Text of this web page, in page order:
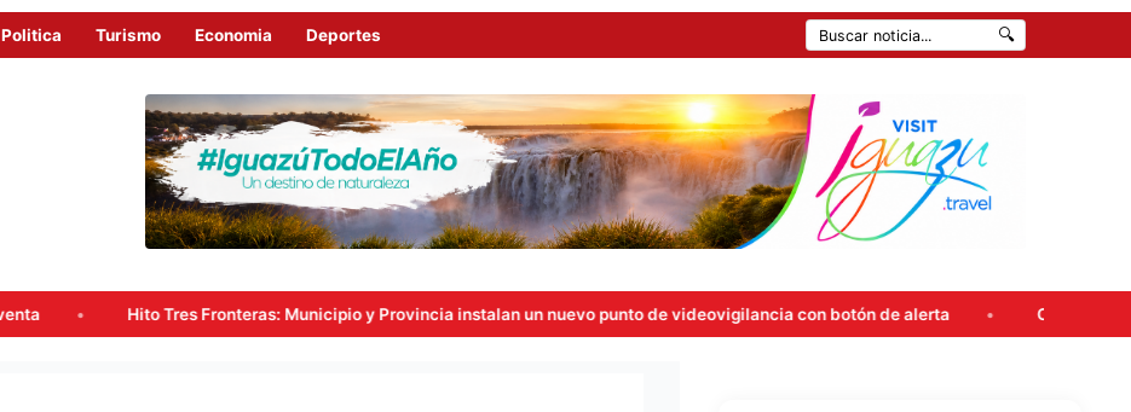
Politica Turismo Economia Deportes 🔍
Hito Tres Fronteras: Municipio y Provincia instalan un nuevo punto de videovigilancia con botón de alerta Carlos Rovira rompió el